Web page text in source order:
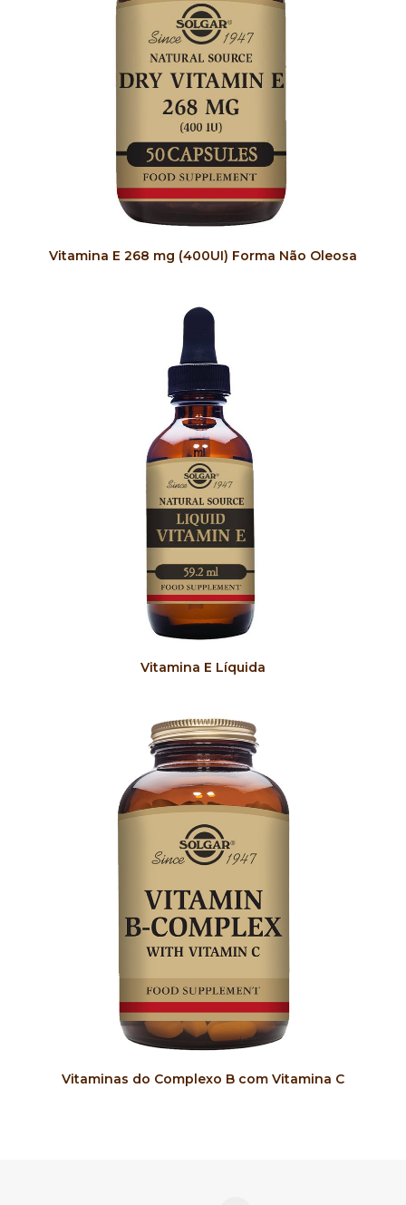
COMPRAR
Vitamina E 268 mg (400UI) Forma Não Oleosa
COMPRAR
Vitamina E Líquida
COMPRAR
Vitaminas do Complexo B com Vitamina C